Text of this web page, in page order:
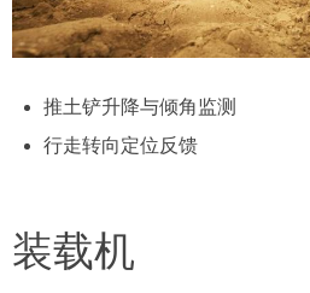
推土铲升降与倾角监测
行走转向定位反馈
装载机